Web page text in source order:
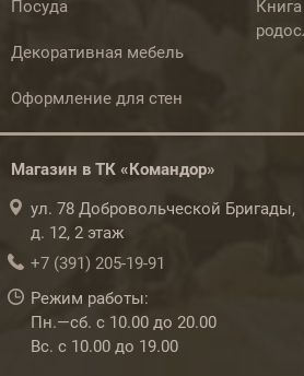
Посуда
Декоративная мебель
Оформление для стен
Магазин в ТК «Командор»
ул. 78 Добровольческой Бригады,
д. 12, 2 этаж
+7 (391) 205-19-91
Режим работы:
Пн.—сб. с 10.00 до 20.00
Вс. с 10.00 до 19.00